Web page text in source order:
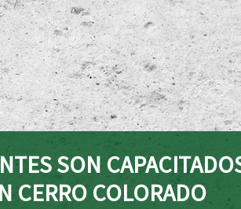
SON
CERRO COLORADO